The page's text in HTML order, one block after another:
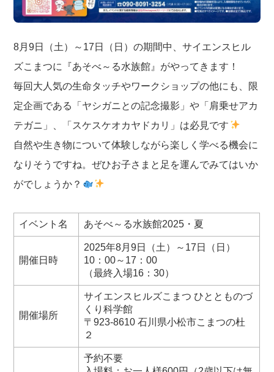
8月9日（土）～17日（日）の期間中、サイエンスヒル
ズこまつに『あそべ～る水族館』がやってきます！
毎回大人気の生命タッチやワークショップの他にも、限
定企画である「ヤシガニとの記念撮影」や「肩乗せアカ
テガニ」、「スケスケオカヤドカリ」は必見です
自然や生き物について体験しながら楽しく学べる機会に
なりそうですね。ぜひお子さまと足を運んでみてはいか
がでしょうか？
イベント名 あそべ～る水族館2025・夏
開催日時
2025年8月9日（土）～17日（日）
10：00～17：00
（最終入場16：30）
開催場所
サイエンスヒルズこまつ ひととものづ
くり科学館
〒923-8610 石川県小松市こまつの杜
２
予約不要